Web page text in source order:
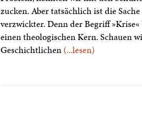
zucken. Aber tatsächlich ist die Sache
verzwickter. Denn der Begriff
einen theologischen Kern. Schauen
Geschichtlichen (...lesen)